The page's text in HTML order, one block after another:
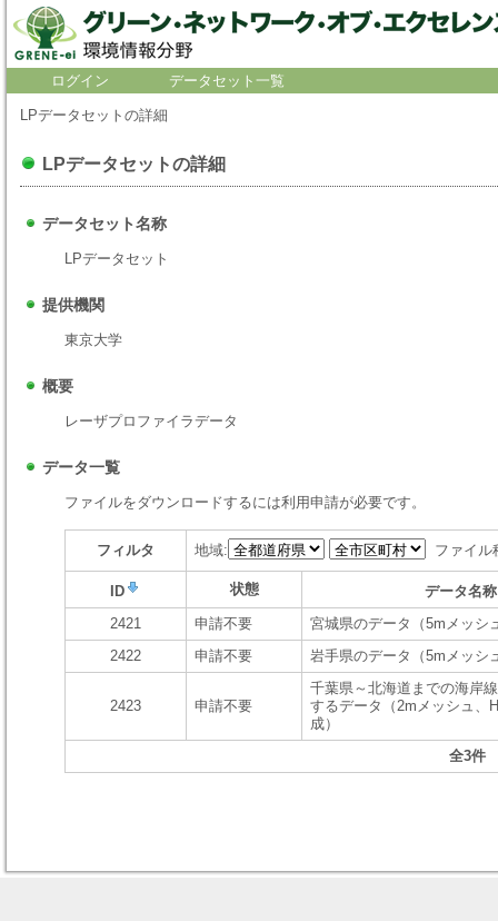
ログイン データセット一覧
LPデータセットの詳細
LPデータセットの詳細
データセット名称
LPデータセット
提供機関
東京大学
概要
レーザプロファイラデータ
データ一覧
ファイルをダウンロードするには利用申請が必要です。
フィルタ 地域: ファイル
ID 状態 データ名称
全3件
2421 申請不要
宮城県のデータ（5mメッシ
2422
申請不要 岩手県のデータ（5mメッシ
2423 申請不要
千葉県～北海道までの海岸
するデータ（2mメッシュ、
成）